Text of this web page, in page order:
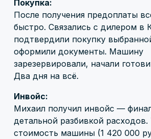
Покупка:
После получения предоплаты
быстро. Связались с дилером в
подтвердили покупку
оформили документы. Машину
зарезервировали, начали
Два дня на всё.
Инвойс:
Михаил получил инвойс —
детальной разбивкой расходов.
стоимость машины (1 420 000